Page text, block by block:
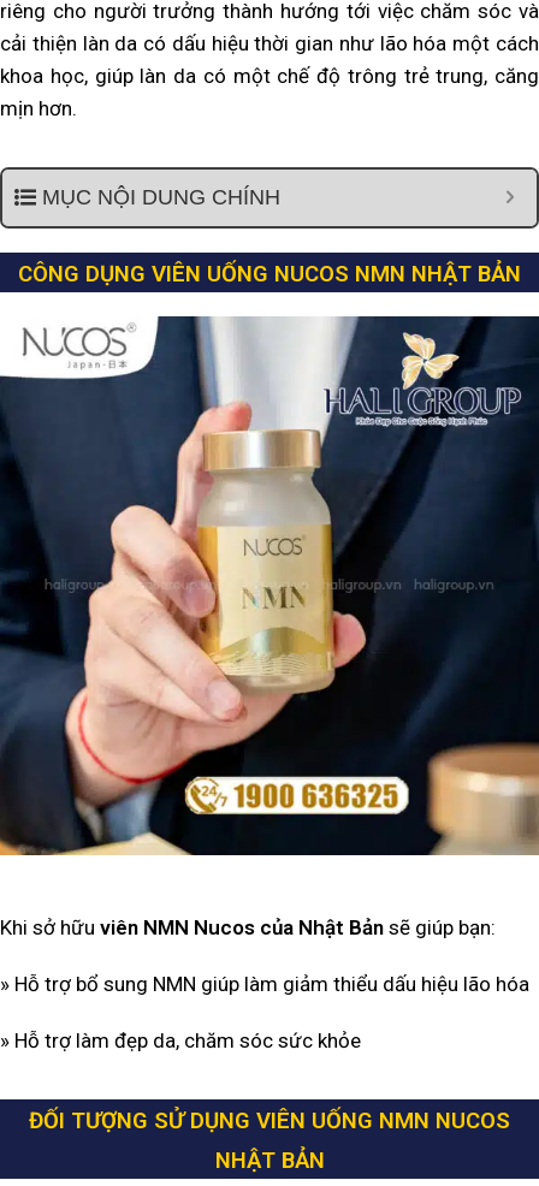
riêng cho người trưởng thành hướng tới việc chăm sóc và
cải thiện làn da có dấu hiệu thời gian như lão hóa một cách
khoa học, giúp làn da có một chế độ trông trẻ trung, căng
mịn hơn.
MỤC NỘI DUNG CHÍNH
CÔNG DỤNG VIÊN UỐNG NUCOS NMN NHẬT BẢN
Khi sở hữu viên NMN Nucos của Nhật Bản sẽ giúp bạn:
» Hỗ trợ bổ sung NMN giúp làm giảm thiểu dấu hiệu lão hóa
» Hỗ trợ làm đẹp da, chăm sóc sức khỏe
ĐỐI TƯỢNG SỬ DỤNG VIÊN UỐNG NMN NUCOS
NHẬT BẢN